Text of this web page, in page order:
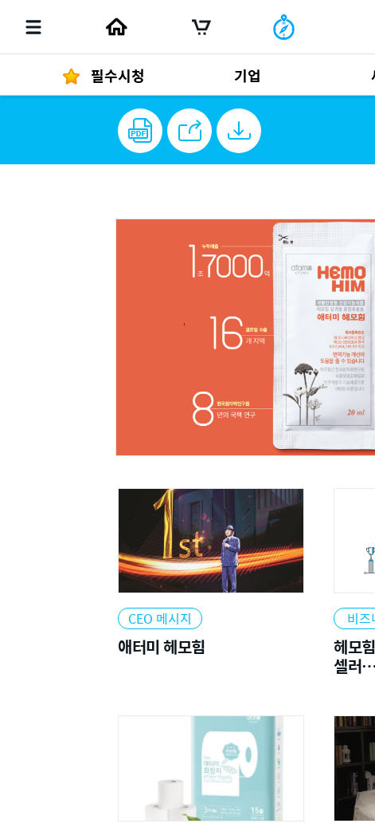
필수시청 기업
경영자 메세지
발행물
2024
CEO 메시지
애터미 헤모힘
비즈
헤모
셀러